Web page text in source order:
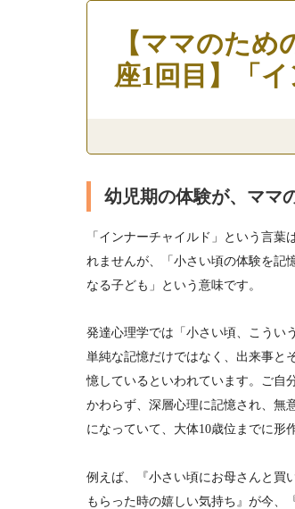
【ママのた
座1回目】「
幼児期の体験が、ママ
「インナーチャイルド」という言葉
れませんが、「小さい頃の体験を記
なる子ども」という意味です。
発達心理学では「小さい頃、こうい
単純な記憶だけではなく、出来事と
憶しているといわれています。ご自
かわらず、深層心理に記憶され、無
になっていて、大体10歳位までに形
例えば、『小さい頃にお母さんと買
もらった時の嬉しい気持ち』が今、